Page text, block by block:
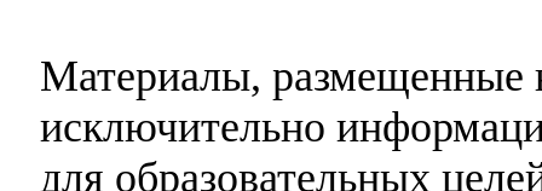
Материалы, размещенные
исключительно
для образовательных